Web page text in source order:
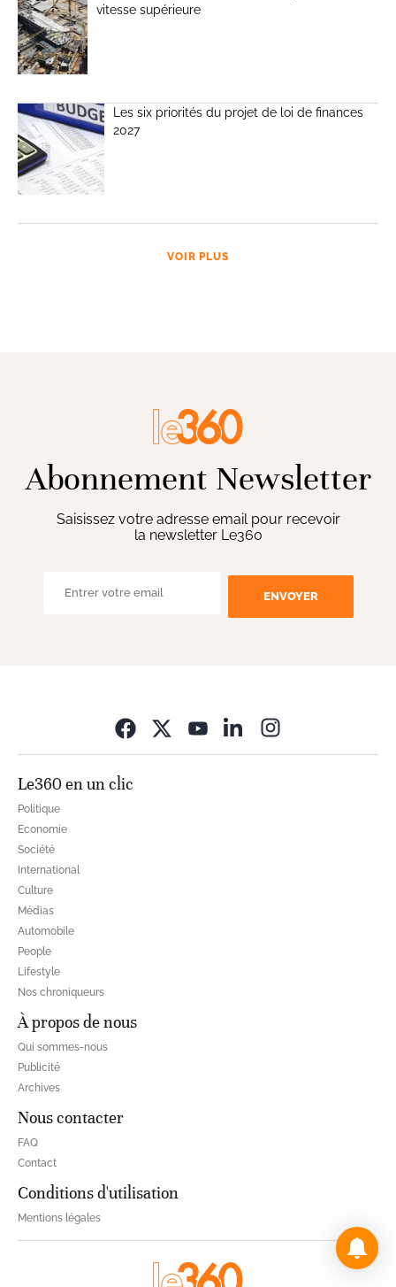
vitesse supérieure
Les six priorités du projet de loi de finances
2027
VOIR PLUS
Abonnement Newsletter
Saisissez votre adresse email pour recevoir
la newsletter Le360
ENVOYER
Le360 en un clic
Politique
Economie
Société
International
Culture
Médias
Automobile
People
Lifestyle
Nos chroniqueurs
À propos de nous
Qui sommes-nous
Publicité
Archives
Nous contacter
FAQ
Contact
Conditions d'utilisation
Mentions légales